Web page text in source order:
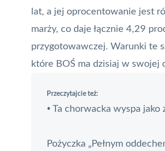
lat, a jej oprocentowanie jest
marży, co daje łącznie 4,29
przygotowawczej. Warunki te
które BOŚ ma dzisiaj w swojej
Przeczytajcie też:
• Ta chorwacka wyspa jako
Pożyczka „Pełnym